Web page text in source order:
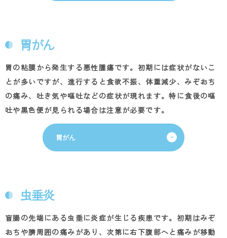
胃がん
胃の粘膜から発生する悪性腫瘍です。初期には症状がないこ
とが多いですが、進行すると食欲不振、体重減少、みぞおち
の痛み、吐き気や嘔吐などの症状が現れます。特に食後の嘔
吐や黒色便が見られる場合は注意が必要です。
胃がん
虫垂炎
盲腸の先端にある虫垂に炎症が生じる疾患です。初期はみぞ
おちや臍周囲の痛みがあり、次第に右下腹部へと痛みが移動